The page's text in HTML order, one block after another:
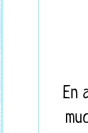
En